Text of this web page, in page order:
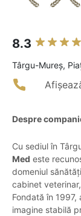
8.3
Târgu-Mureş,
Despre
Cu sediul în
Med este
domeniul
cabinet
Fondată în
imagine stabilă